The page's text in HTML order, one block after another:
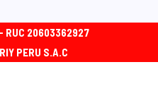
RUC 20603362927
PERU S.A.C